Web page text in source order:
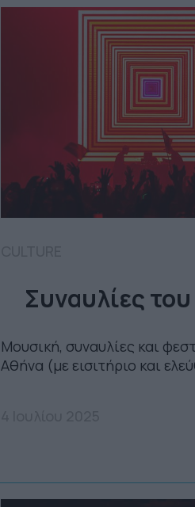
Συναυλίες του
Μουσική, συναυλίες και
Αθήνα (με εισιτήριο και